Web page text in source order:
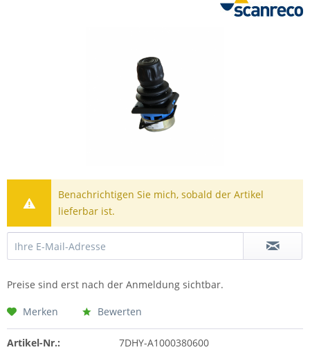
Benachrichtigen Sie mich, sobald der Artikel
lieferbar ist.
Preise sind erst nach der Anmeldung sichtbar.
Merken Bewerten
Artikel-Nr.:
7DHY-A1000380600